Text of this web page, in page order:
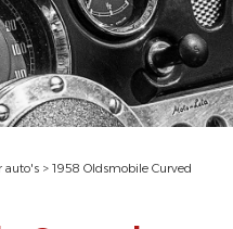
auto's > 1958 Oldsmobile Curved